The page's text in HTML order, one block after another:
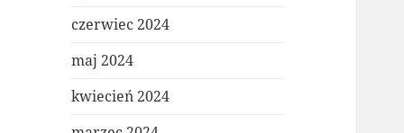
czerwiec 2024
maj 2024
kwiecień 2024